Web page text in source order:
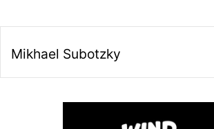
Mikhael Subotzky